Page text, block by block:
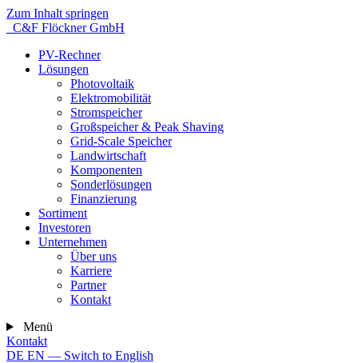
Zum Inhalt springen
C&F Flöckner GmbH
PV-Rechner
Lösungen
Photovoltaik
Elektromobilität
Stromspeicher
Großspeicher & Peak Shaving
Grid-Scale Speicher
Landwirtschaft
Komponenten
Sonderlösungen
Finanzierung
Sortiment
Investoren
Unternehmen
Über uns
Karriere
Partner
Kontakt
Menü
Kontakt
DE EN — Switch to English